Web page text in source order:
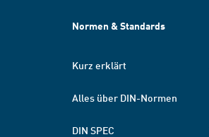
Normen & Standards
Kurz erklärt
Alles über DIN-Normen
DIN SPEC